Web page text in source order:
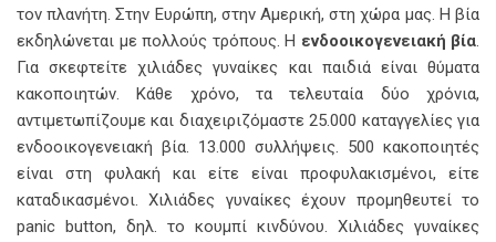
τον πλανήτη. Στην Ευρώπη, στην Αμερική, στη χώρα μας. Η βία
εκδηλώνεται με πολλούς τρόπους. Η ενδοοικογενειακή βία.
Για σκεφτείτε χιλιάδες γυναίκες και παιδιά είναι θύματα
κακοποιητών. Κάθε χρόνο, τα τελευταία δύο χρόνια,
αντιμετωπίζουμε και διαχειριζόμαστε 25.000 καταγγελίες για
ενδοοικογενειακή βία. 13.000 συλλήψεις. 500 κακοποιητές
είναι στη φυλακή και είτε είναι προφυλακισμένοι, είτε
καταδικασμένοι. Χιλιάδες γυναίκες έχουν προμηθευτεί το
panic button, δηλ. το κουμπί κινδύνου. Χιλιάδες γυναίκες